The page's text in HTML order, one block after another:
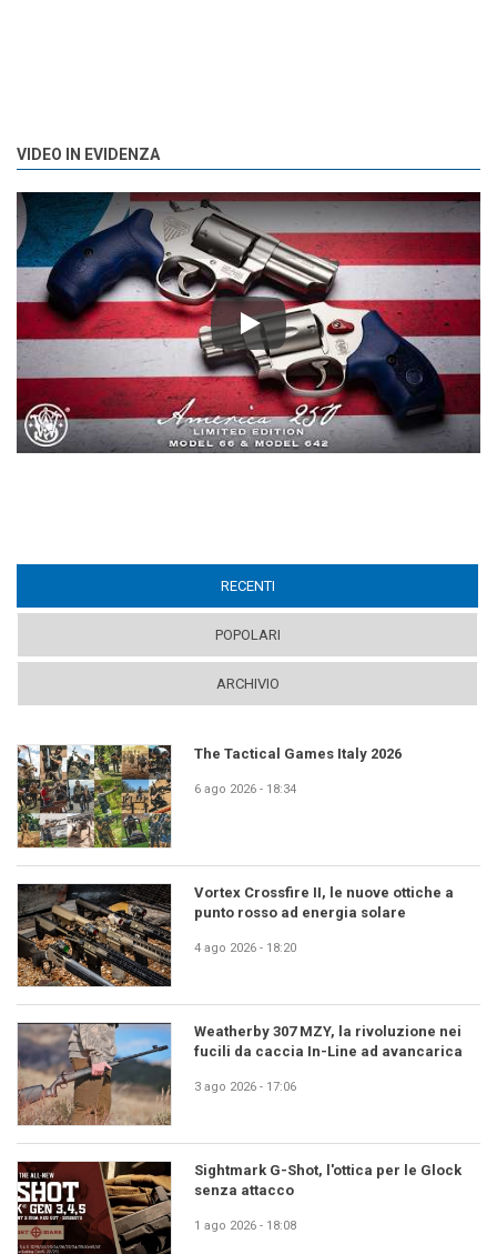
VIDEO IN EVIDENZA
Play
RECENTI
POPOLARI
ARCHIVIO
The Tactical Games Italy 2026
6 ago 2026 - 18:34
Vortex Crossfire II, le nuove ottiche a
punto rosso ad energia solare
4 ago 2026 - 18:20
Weatherby 307 MZY, la rivoluzione nei
fucili da caccia In-Line ad avancarica
3 ago 2026 - 17:06
Sightmark G-Shot, l'ottica per le Glock
senza attacco
1 ago 2026 - 18:08